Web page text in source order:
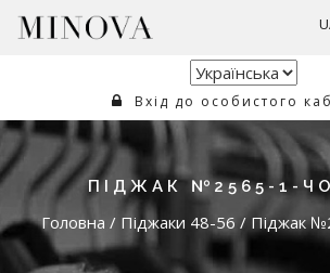
Вхід до особистого
ПІДЖАК №2565-1-
Головна / Піджаки 48-56 / Піджак